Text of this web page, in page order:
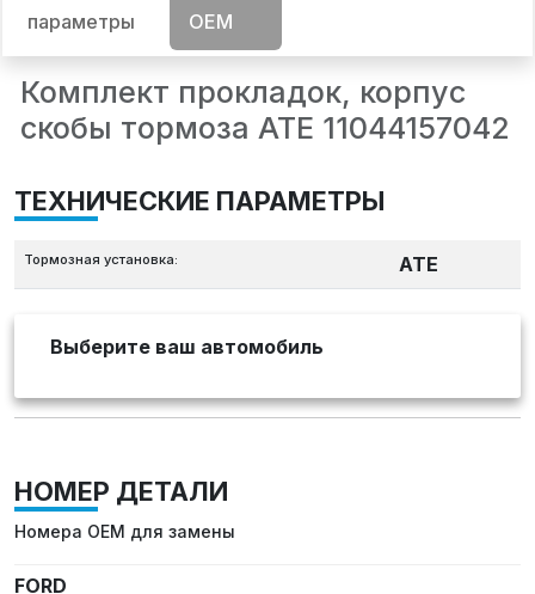
параметры
OEM
Комплект прокладок, корпус
скобы тормоза ATE 11044157042
ТЕХНИЧЕСКИЕ ПАРАМЕТРЫ
Тормозная установка: ATE
Выберите ваш автомобиль
НОМЕР ДЕТАЛИ
Номера OEM для замены
FORD